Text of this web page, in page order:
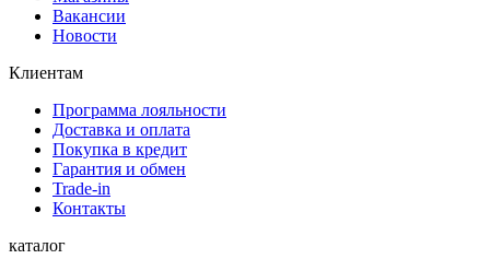
Вакансии
Новости
Клиентам
Программа лояльности
Доставка и оплата
Покупка в кредит
Гарантия и обмен
Trade-in
Контакты
каталог